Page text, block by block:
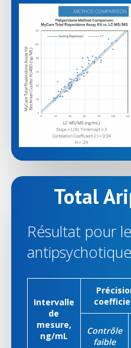
Total
Résultat pour
antipsychotique
Intervalle
de
mesure,
ng/mL
Contrôle
faible